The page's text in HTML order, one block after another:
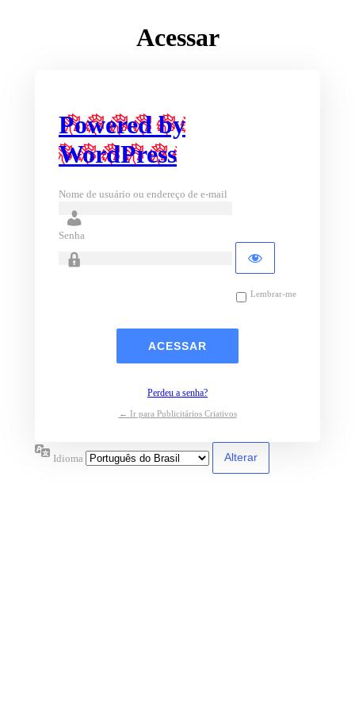
Acessar
Powered by
WordPress
Nome de usuário ou endereço de e-mail
Senha
Lembrar-me
Perdeu a senha?
← Ir para Publicitários Criativos
Idioma